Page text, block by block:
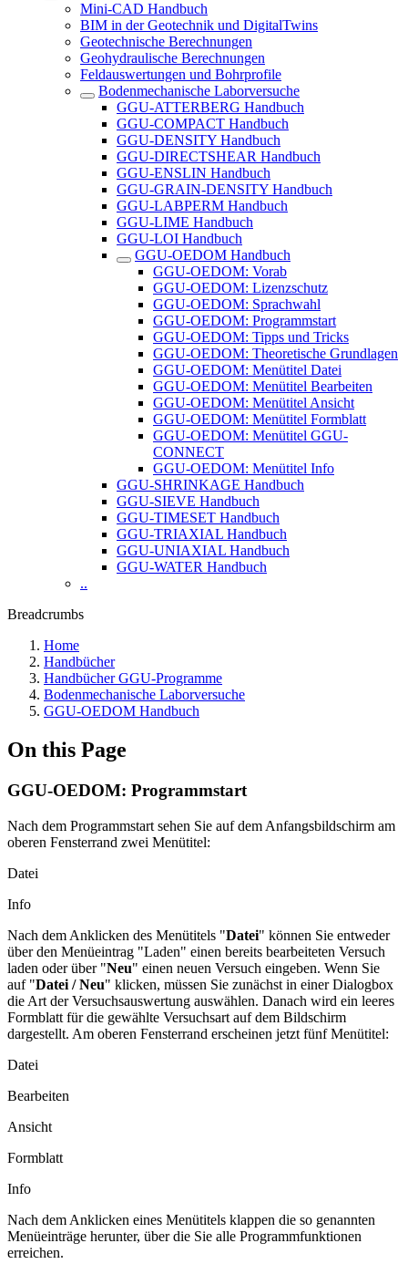
Mini-CAD Handbuch
BIM in der Geotechnik und DigitalTwins
Geotechnische Berechnungen
Geohydraulische Berechnungen
Feldauswertungen und Bohrprofile
Bodenmechanische Laborversuche
GGU-ATTERBERG Handbuch
GGU-COMPACT Handbuch
GGU-DENSITY Handbuch
GGU-DIRECTSHEAR Handbuch
GGU-ENSLIN Handbuch
GGU-GRAIN-DENSITY Handbuch
GGU-LABPERM Handbuch
GGU-LIME Handbuch
GGU-LOI Handbuch
GGU-OEDOM Handbuch
GGU-OEDOM: Vorab
GGU-OEDOM: Lizenzschutz
GGU-OEDOM: Sprachwahl
GGU-OEDOM: Programmstart
GGU-OEDOM: Tipps und Tricks
GGU-OEDOM: Theoretische Grundlagen
GGU-OEDOM: Menütitel Datei
GGU-OEDOM: Menütitel Bearbeiten
GGU-OEDOM: Menütitel Ansicht
GGU-OEDOM: Menütitel Formblatt
GGU-OEDOM: Menütitel GGU-
CONNECT
GGU-OEDOM: Menütitel Info
GGU-SHRINKAGE Handbuch
GGU-SIEVE Handbuch
GGU-TIMESET Handbuch
GGU-TRIAXIAL Handbuch
GGU-UNIAXIAL Handbuch
GGU-WATER Handbuch
..
Breadcrumbs
Home
Handbücher
Handbücher GGU-Programme
Bodenmechanische Laborversuche
GGU-OEDOM Handbuch
On this Page
GGU-OEDOM: Programmstart
Nach dem Programmstart sehen Sie auf dem Anfangsbildschirm am
oberen Fensterrand zwei Menütitel:
Datei
Info
Nach dem Anklicken des Menütitels "Datei" können Sie entweder
über den Menüeintrag "Laden" einen bereits bearbeiteten Versuch
laden oder über "Neu" einen neuen Versuch eingeben. Wenn Sie
auf "Datei / Neu" klicken, müssen Sie zunächst in einer Dialogbox
die Art der Versuchsauswertung auswählen. Danach wird ein leeres
Formblatt für die gewählte Versuchsart auf dem Bildschirm
dargestellt. Am oberen Fensterrand erscheinen jetzt fünf Menütitel:
Datei
Bearbeiten
Ansicht
Formblatt
Info
Nach dem Anklicken eines Menütitels klappen die so genannten
Menüeinträge herunter, über die Sie alle Programmfunktionen
erreichen.